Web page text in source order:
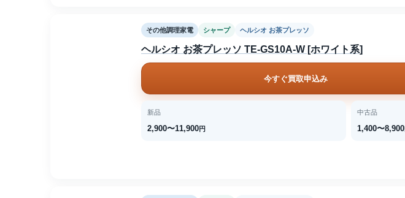
その他調理家電 シャープ ヘルシオ お茶プレッソ
ヘルシオ お茶プレッソ TE-GS10A-W [ホワイト系]
今すぐ買取申込み
新品
2,900〜11,900円
中古品
1,400〜8,900